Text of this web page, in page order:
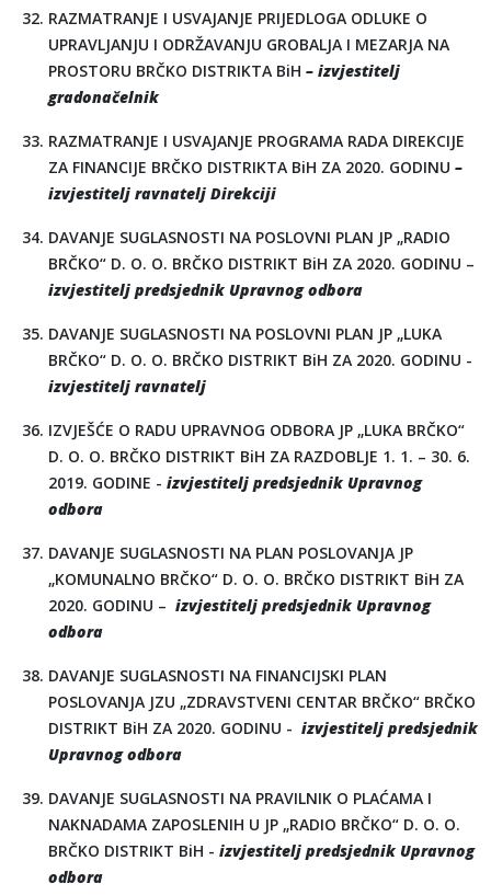
RAZMATRANJE I USVAJANJE PRIJEDLOGA ODLUKE O
UPRAVLJANJU I ODRŽAVANJU GROBALJA I MEZARJA NA
PROSTORU BRČKO DISTRIKTA BiH – izvjestitelj
gradonačelnik
RAZMATRANJE I USVAJANJE PROGRAMA RADA DIREKCIJE
ZA FINANCIJE BRČKO DISTRIKTA BiH ZA 2020. GODINU –
izvjestitelj ravnatelj Direkciji
DAVANJE SUGLASNOSTI NA POSLOVNI PLAN JP „RADIO
BRČKO“ D. O. O. BRČKO DISTRIKT BiH ZA 2020. GODINU –
izvjestitelj predsjednik Upravnog odbora
DAVANJE SUGLASNOSTI NA POSLOVNI PLAN JP „LUKA
BRČKO“ D. O. O. BRČKO DISTRIKT BiH ZA 2020. GODINU -
izvjestitelj ravnatelj
IZVJEŠĆE O RADU UPRAVNOG ODBORA JP „LUKA BRČKO“
D. O. O. BRČKO DISTRIKT BiH ZA RAZDOBLJE 1. 1. – 30. 6.
2019. GODINE - izvjestitelj predsjednik Upravnog
odbora
DAVANJE SUGLASNOSTI NA PLAN POSLOVANJA JP
„KOMUNALNO BRČKO“ D. O. O. BRČKO DISTRIKT BiH ZA
2020. GODINU – izvjestitelj predsjednik Upravnog
odbora
DAVANJE SUGLASNOSTI NA FINANCIJSKI PLAN
POSLOVANJA JZU „ZDRAVSTVENI CENTAR BRČKO“ BRČKO
DISTRIKT BiH ZA 2020. GODINU - izvjestitelj predsjednik
Upravnog odbora
DAVANJE SUGLASNOSTI NA PRAVILNIK O PLAĆAMA I
NAKNADAMA ZAPOSLENIH U JP „RADIO BRČKO“ D. O. O.
BRČKO DISTRIKT BiH - izvjestitelj predsjednik Upravnog
odbora